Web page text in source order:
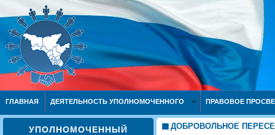
ГЛАВНАЯ ДЕЯТЕЛЬНОСТЬ УПОЛНОМОЧЕННОГО ПРАВОВОЕ
УПОЛНОМОЧЕННЫЙ
ДОБРОВОЛЬНОЕ